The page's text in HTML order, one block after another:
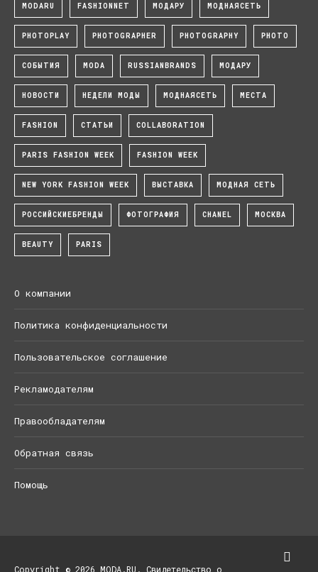
MODARU FASHIONNET МОДАРУ МОДНАЯСЕТЬ
PHOTOPLAY PHOTOGRAPHER PHOTOGRAPHY PHOTO
СОБЫТИЯ MODA RUSSIANBRANDS МОДАРУ
НОВОСТИ НЕДЕЛИ МОДЫ МОДНАЯСЕТЬ МЕСТА
FASHION СТАТЬИ COLLABORATION
PARIS FASHION WEEK FASHION WEEK
NEW YORK FASHION WEEK ВЫСТАВКА МОДНАЯ СЕТЬ
РОССИЙСКИЕБРЕНДЫ ФОТОГРАФИЯ CHANEL МОСКВА
BEAUTY PARIS
О компании
Политика конфиденциальности
Пользовательское соглашение
Рекламодателям
Правообладателям
Обратная связь
Помощь
Copyright © 2026 MODA.RU. Свидетельство о